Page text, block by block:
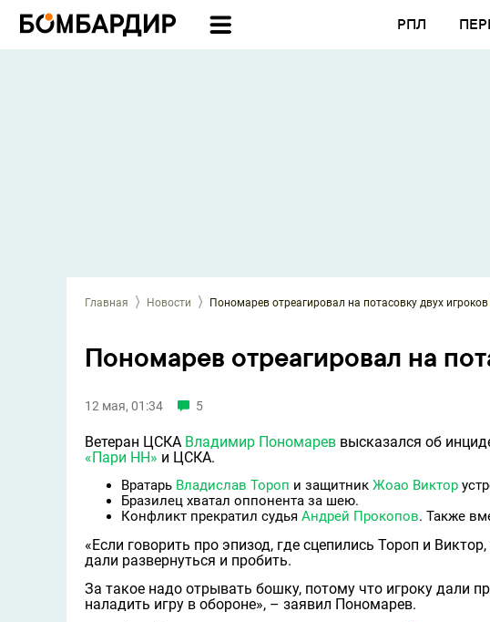
РПЛ
Главная Новости Пономарев отреагировал на потасовку двух
Пономарев отреагировал на
12 мая, 01:34 5
Ветеран ЦСКА Владимир Пономарев высказался об
«Пари НН» и ЦСКА.
Вратарь Владислав Тороп и защитник Жоао Виктор
Бразилец хватал оппонента за шею.
Конфликт прекратил судья Андрей Прокопов. Также
«Если говорить про эпизод, где сцепились Тороп и
дали развернуться и пробить.
За такое надо отрывать бошку, потому что игроку дали
наладить игру в обороне», – заявил Пономарев.